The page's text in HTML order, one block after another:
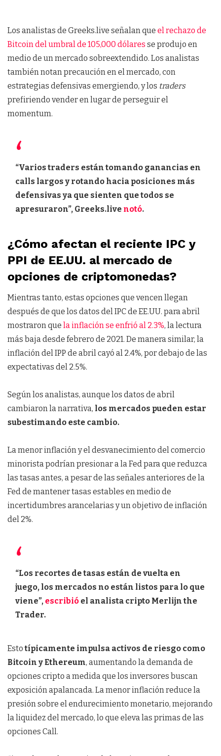
Los analistas de Greeks.live señalan que el rechazo de
Bitcoin del umbral de 105,000 dólares se produjo en
medio de un mercado sobreextendido. Los analistas
también notan precaución en el mercado, con
estrategias defensivas emergiendo, y los traders
prefiriendo vender en lugar de perseguir el
momentum.
“Varios traders están tomando ganancias en
calls largos y rotando hacia posiciones más
defensivas ya que sienten que todos se
apresuraron”, Greeks.live notó.
¿Cómo afectan el reciente IPC y
PPI de EE.UU. al mercado de
opciones de criptomonedas?
Mientras tanto, estas opciones que vencen llegan
después de que los datos del IPC de EE.UU. para abril
mostraron que la inflación se enfrió al 2.3%, la lectura
más baja desde febrero de 2021. De manera similar, la
inflación del IPP de abril cayó al 2.4%, por debajo de las
expectativas del 2.5%.
Según los analistas, aunque los datos de abril
cambiaron la narrativa, los mercados pueden estar
subestimando este cambio.
La menor inflación y el desvanecimiento del comercio
minorista podrían presionar a la Fed para que reduzca
las tasas antes, a pesar de las señales anteriores de la
Fed de mantener tasas estables en medio de
incertidumbres arancelarias y un objetivo de inflación
del 2%.
“Los recortes de tasas están de vuelta en
juego, los mercados no están listos para lo que
viene”, escribió el analista cripto Merlijn the
Trader.
Estotípicamente impulsa activos de riesgo como
Bitcoin y Ethereum, aumentando la demanda de
opciones cripto a medida que los inversores buscan
exposición apalancada. La menor inflación reduce la
presión sobre el endurecimiento monetario, mejorando
la liquidez del mercado, lo que eleva las primas de las
opciones Call.